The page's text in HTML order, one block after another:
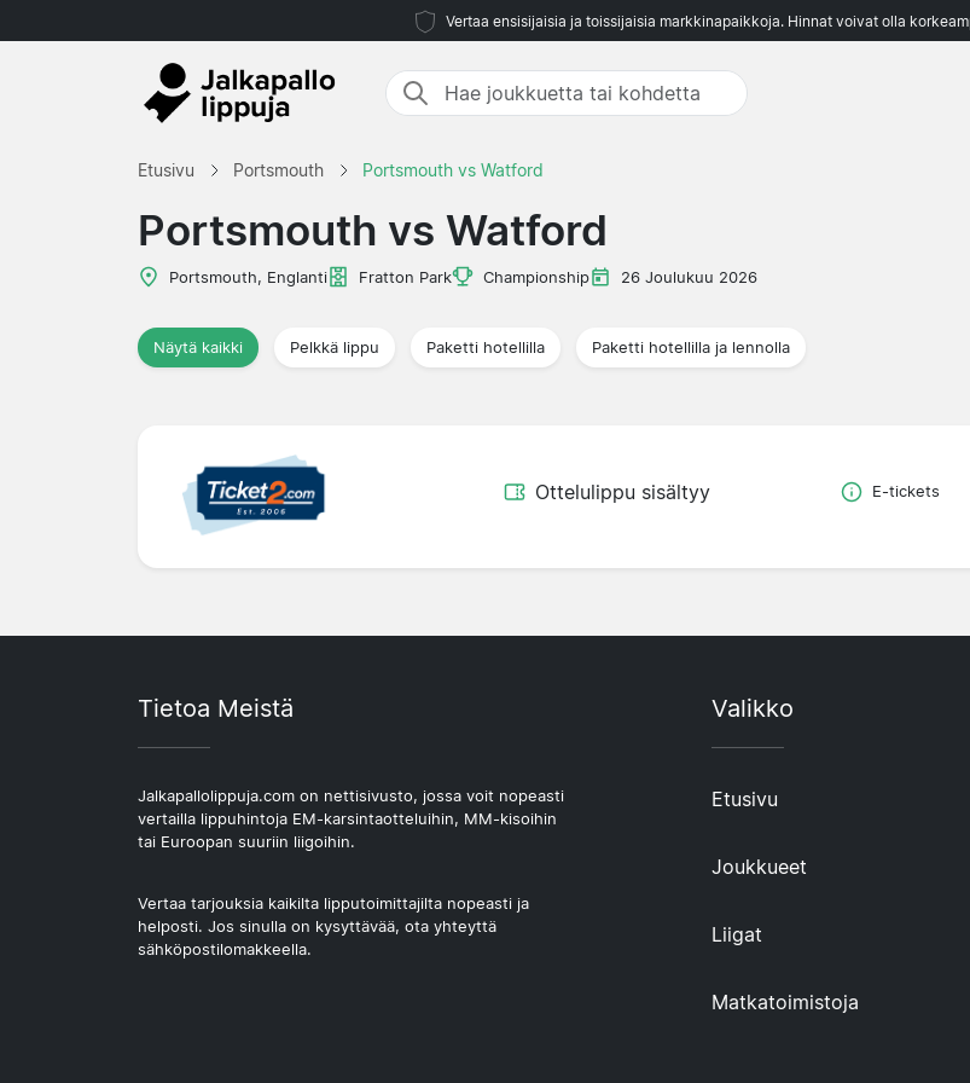
Vertaa ensisijaisia ja toissijaisia markkinapaikkoja. Hinnat voivat olla
Etusivu Portsmouth Portsmouth vs Watford
Portsmouth vs Watford
Portsmouth, Englanti Fratton Park Championship 26 Joulukuu 2026
Näytä kaikki Pelkkä lippu Paketti hotellilla Paketti hotellilla ja lennolla
Ottelulippu sisältyy E-tickets
Tietoa Meistä
Jalkapallolippuja.com on nettisivusto, jossa voit nopeasti
vertailla lippuhintoja EM-karsintaotteluihin, MM-kisoihin
tai Euroopan suuriin liigoihin.
Vertaa tarjouksia kaikilta lipputoimittajilta nopeasti ja
helposti. Jos sinulla on kysyttävää, ota yhteyttä
sähköpostilomakkeella.
Valikko
Etusivu
Joukkueet
Liigat
Matkatoimistoja